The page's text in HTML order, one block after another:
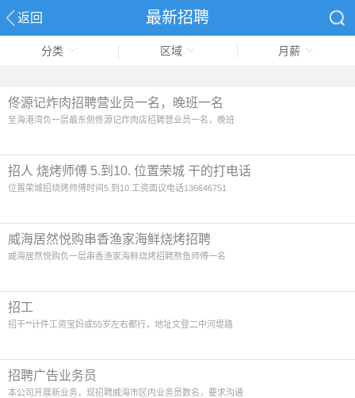
返回
首页
最新招聘
分类 区域 月薪
佟源记炸肉招聘营业员一名，晚班一名
至海港湾负一层最东侧佟源记炸肉店招聘营业员一名，晚班
招人 烧烤师傅 5.到10. 位置荣城 干的打电话
位置荣城招烧烤师傅时间5.到10.工资面议电话136646751
威海居然悦购串香渔家海鲜烧烤招聘
威海居然悦购负一层串香渔家海鲜烧烤招聘熬鱼师傅一名
招工
招干**计件工资宝妈或55岁左右都行，地址文登二中河堤路
招聘广告业务员
本公司开展新业务，现招聘威海市区内业务员数名，要求沟通